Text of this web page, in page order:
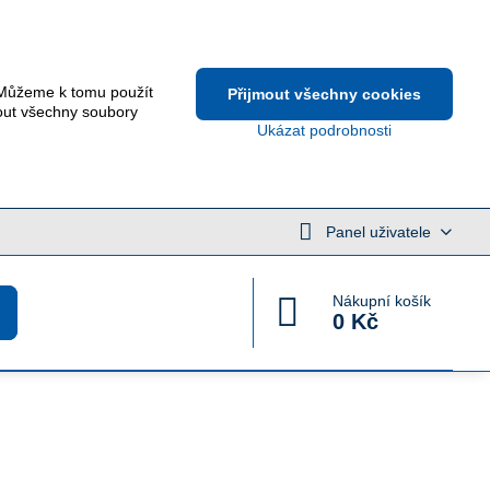
Panel uživatele
Nákupní košík
0 Kč
k tomu použít
všechny soubory
Ukázat podrobnosti
Přijmout všechny cookies